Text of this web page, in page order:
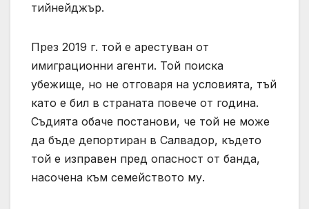
тийнейджър.
През 2019 г. той е арестуван от
имиграционни агенти. Той поиска
убежище, но не отговаря на условията, тъй
като е бил в страната повече от година.
Съдията обаче постанови, че той не може
да бъде депортиран в Салвадор, където
той е изправен пред опасност от банда,
насочена към семейството му.